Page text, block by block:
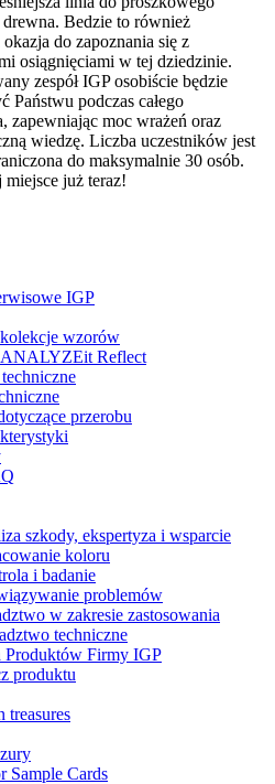
Bedzie to również
do zapoznania się z
osiągnięciami w tej dziedzinie.
zespół IGP osobiście będzie
Państwu podczas całego
zapewniając moc wrażeń oraz
wiedzę. Liczba uczestników jest
do maksymalnie 30 osób.
miejsce już teraz!
IGP
wzorów
Reflect
przerobu
szkody, ekspertyza i wsparcie
koloru
i badanie
problemów
w zakresie zastosowania
techniczne
Produktów Firmy IGP
produktu
treasures
Sample Cards